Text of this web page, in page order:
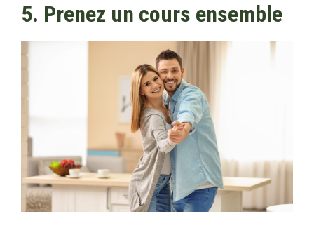
5. Prenez un cours ensemble